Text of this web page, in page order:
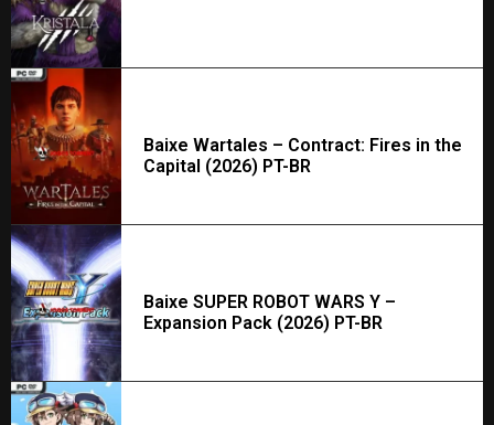
Baixe Wartales – Contract: Fires in the
Capital (2026) PT-BR
Baixe SUPER ROBOT WARS Y –
Expansion Pack (2026) PT-BR